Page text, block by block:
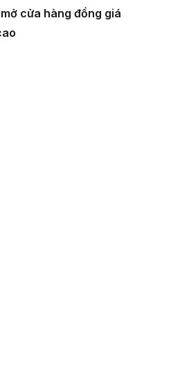
cửa hàng đồng giá